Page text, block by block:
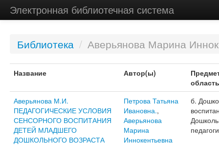
Электронная библиотечная система
Библиотека / Аверьянова Марина
Название Автор(ы)
область
Аверьянова М.И.
ПЕДАГОГИЧЕСКИЕ УСЛОВИЯ
СЕНСОРНОГО ВОСПИТАНИЯ
ДЕТЕЙ МЛАДШЕГО
ДОШКОЛЬНОГО ВОЗРАСТА
Петрова Татьяна
Ивановна.,
Аверьянова
Марина
Иннокентьевна
б.